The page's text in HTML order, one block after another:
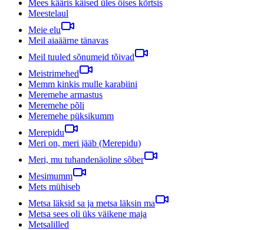
Mees kääris käised üles öises kõrtsis
Meestelaul
Meie elu
Meil aiaäärne tänavas
Meil tuuled sõnumeid tõivad
Meistrimehed
Memm kinkis mulle karabiini
Meremehe armastus
Meremehe põli
Meremehe püksikumm
Merepidu
Meri on, meri jääb (Merepidu)
Meri, mu tuhandenäoline sõber
Mesimumm
Mets mühiseb
Metsa läksid sa ja metsa läksin ma
Metsa sees oli üks väikene maja
Metsalilled